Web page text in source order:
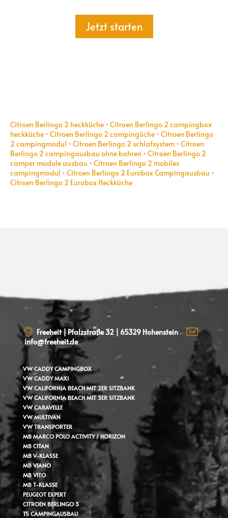
Jetzt starten
Citroen Berlingo 2 heckküche · Citroen Berlingo 2 campingbox
heckküche · Citroen Berlingo 2 campingüche · Citroen Berlingo
2 campingmodul · Citroen Berlingo 2 schlafsystem · Citroen
Berlingo 2 campingausbau ohne bohren · Citroen Berlingo 2
camper module ausbau · Citroen Berlingo 2 mobiles
campingmodul · Citroen Berlingo 2 Eurobox Campingausbau ·
Citroen Berlingo 2 Eurobox Heckküche
Freeheit | Pfalzstraße 32 | 65329 Hohenstein
info@freeheit.de
VW CADDY CAMPINGBOX
VW CADDY MAXI
VW CALIFORNIA BEACH MIT 2ER SITZBANK
VW CALIFORNIA BEACH MIT 3ER SITZBANK
VW CARAVELLE
VW MULTIVAN
VW TRANSPORTER
MB MARCO POLO ACTIVITY / HORIZON
MB CITAN
MB V-KLASSE
MB VIANO
MB VITO
MB T-KLASSE
PEUGEOT EXPERT
CITROEN BERLINGO 3
T5 CAMPINGAUSBAU